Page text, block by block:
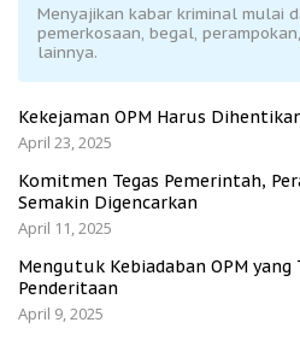
Menyajikan kabar kriminal mulai
pemerkosaan, begal,
lainnya.
Kekejaman OPM Harus
April 23, 2025
Komitmen Tegas Pemerintah,
Semakin Digencarkan
April 11, 2025
Mengutuk Kebiadaban OPM
Penderitaan
April 9, 2025